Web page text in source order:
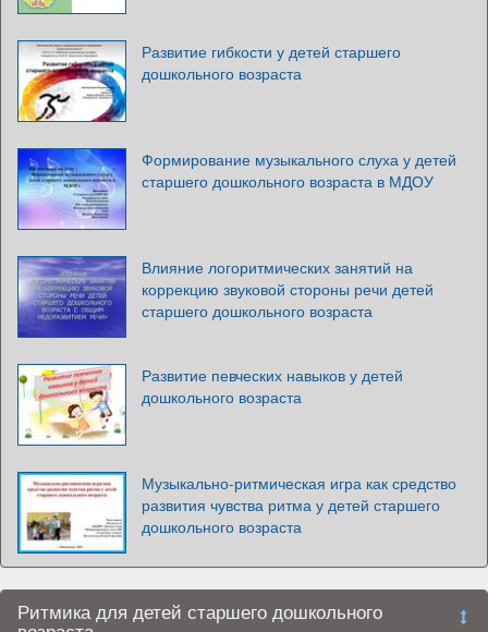
Развитие гибкости у детей старшего
дошкольного возраста
Формирование музыкального слуха у детей
старшего дошкольного возраста в МДОУ
Влияние логоритмических занятий на
коррекцию звуковой стороны речи детей
старшего дошкольного возраста
Развитие певческих навыков у детей
дошкольного возраста
Музыкально-ритмическая игра как средство
развития чувства ритма у детей старшего
дошкольного возраста
Ритмика для детей старшего дошкольного